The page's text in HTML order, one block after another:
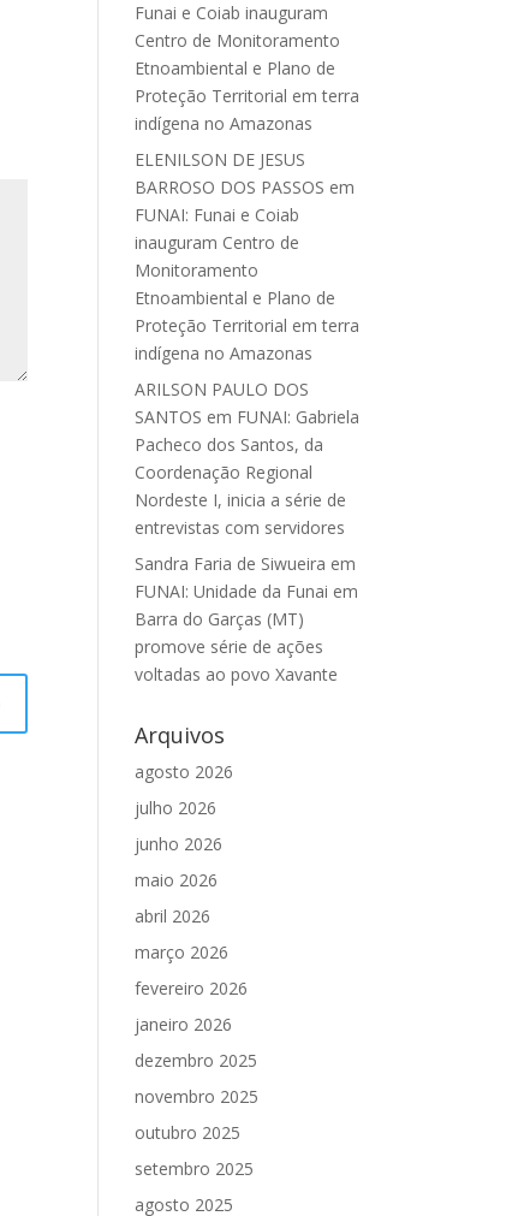
Funai e Coiab inauguram
Centro de Monitoramento
Etnoambiental e Plano de
Proteção Territorial em terra
indígena no Amazonas
ELENILSON DE JESUS
BARROSO DOS PASSOS em
FUNAI: Funai e Coiab
inauguram Centro de
Monitoramento
Etnoambiental e Plano de
Proteção Territorial em terra
indígena no Amazonas
ARILSON PAULO DOS
SANTOS em FUNAI: Gabriela
Pacheco dos Santos, da
Coordenação Regional
Nordeste I, inicia a série de
entrevistas com servidores
Sandra Faria de Siwueira em
FUNAI: Unidade da Funai em
Barra do Garças (MT)
promove série de ações
voltadas ao povo Xavante
Arquivos
agosto 2026
julho 2026
junho 2026
maio 2026
abril 2026
março 2026
fevereiro 2026
janeiro 2026
dezembro 2025
novembro 2025
outubro 2025
setembro 2025
agosto 2025